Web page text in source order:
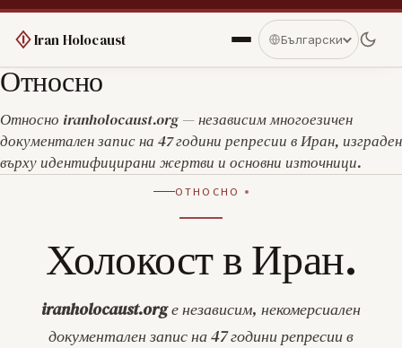
Iran Holocaust Български
Относно
Относно iranholocaust.org — независим многоезичен
документален запис на 47 години репресии в Иран, изграден
върху идентифицирани жертви и основни източници.
ОТНОСНО
Холокост в Иран.
iranholocaust.orgе независим, некомерсиален
документален запис на 47 години репресии в